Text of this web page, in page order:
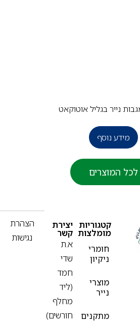
בגליל אוטוקאט
נוסף
קטגוריות
מומלצות
חומרי
מוצרי
מתקנים
יצירת
קשר
א.ת
שדי
(ליד
מחלף
חורשים)
הצהרת
נגישות